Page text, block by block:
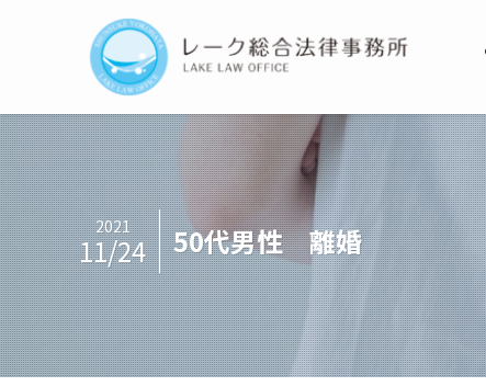
50代男性 離婚
2021
11/24